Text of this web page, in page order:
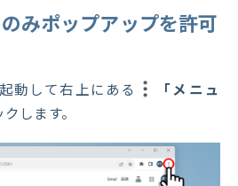
みポップアップを許可
動して右上にある
「メニュ
します。